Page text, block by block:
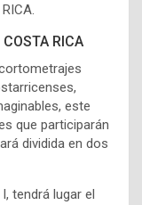
RICA
este
que participarán
dividida en dos
tendrá lugar el